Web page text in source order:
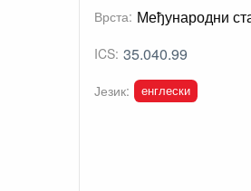
Врста: Међународни
ICS: 35.040.99
Језик: енглески